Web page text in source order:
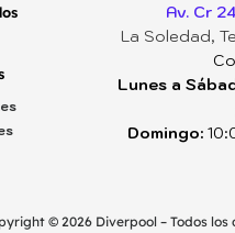
Av. Cr
La Soledad,
Lunes a
Domingo:
©️ 2026 Diverpool – Todos los